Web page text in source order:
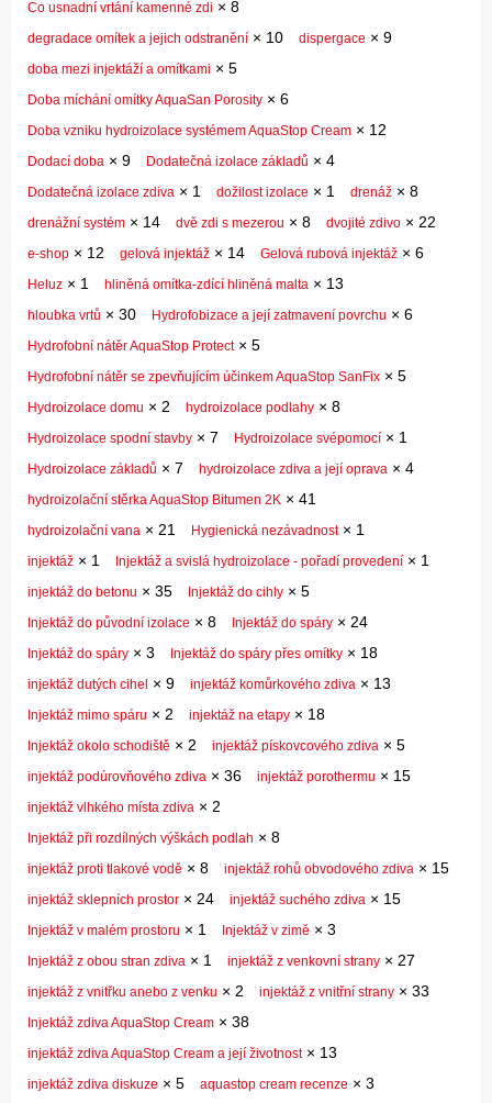
Co usnadní vrtání kamenné zdi × 8
degradace omítek a jejich odstranění × 10 dispergace × 9
doba mezi injektáží a omítkami × 5
Doba míchání omítky AquaSan Porosity × 6
Doba vzniku hydroizolace systémem AquaStop Cream × 12
Dodací doba × 9 Dodatečná izolace základů × 4
Dodatečná izolace zdiva × 1 dožilost izolace × 1 drenáž × 8
drenážní systém × 14 dvě zdi s mezerou × 8 dvojité zdivo × 22
e-shop × 12 gelová injektáž × 14 Gelová rubová injektáž × 6
Heluz × 1 hliněná omítka-zdící hliněná malta × 13
hloubka vrtů × 30 Hydrofobizace a její zatmavení povrchu × 6
Hydrofobní nátěr AquaStop Protect× 5
Hydrofobní nátěr se zpevňujícím účinkem AquaStop SanFix × 5
Hydroizolace domu × 2 hydroizolace podlahy × 8
Hydroizolace spodní stavby × 7 Hydroizolace svépomocí × 1
Hydroizolace základů × 7 hydroizolace zdiva a její oprava × 4
hydroizolační stěrka AquaStop Bitumen 2K × 41
hydroizolační vana × 21 Hygienická nezávadnost× 1
injektáž × 1 Injektáž a svislá hydroizolace - pořadí provedení × 1
injektáž do betonu × 35 Injektáž do cihly × 5
Injektáž do původní izolace × 8 Injektáž do spáry × 24
Injektáž do spáry × 3 Injektáž do spáry přes omítky × 18
injektáž dutých cihel × 9 injektáž komůrkového zdiva × 13
Injektáž mimo spáru × 2 injektáž na etapy × 18
Injektáž okolo schodiště × 2 injektáž pískovcového zdiva × 5
injektáž podúrovňového zdiva × 36 injektáž porothermu × 15
injektáž vlhkého místa zdiva × 2
Injektáž při rozdílných výškách podlah × 8
injektáž proti tlakové vodě × 8 injektáž rohů obvodového zdiva × 15
injektáž sklepních prostor × 24 injektáž suchého zdiva × 15
Injektáž v malém prostoru × 1 Injektáž v zimě × 3
Injektáž z obou stran zdiva × 1 injektáž z venkovní strany × 27
injektáž z vnitřku anebo z venku × 2 injektáž z vnitřní strany × 33
Injektáž zdiva AquaStop Cream × 38
injektáž zdiva AquaStop Cream a její životnost× 13
injektáž zdiva diskuze × 5 aquastop cream recenze × 3